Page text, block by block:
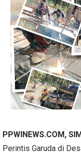
PPWINEWS.COM,
Perintis Garuda di